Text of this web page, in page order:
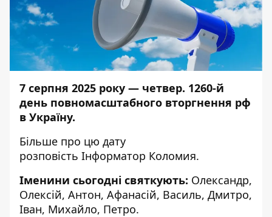
7 серпня 2025 року — четвер. 1260-й
день повномасштабного вторгнення рф
в Україну.
Більше про цю дату
розповість Інформатор Коломия.
Іменини сьогодні святкують: Олександр,
Олексій, Антон, Афанасій, Василь, Дмитро,
Іван, Михайло, Петро.